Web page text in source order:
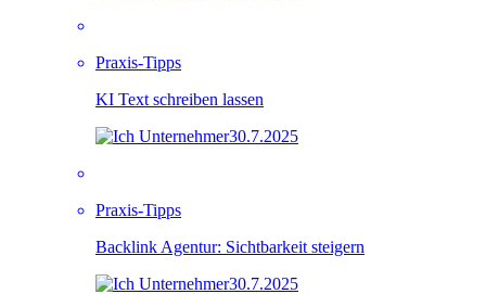
Praxis-Tipps
KI Text schreiben lassen
30.7.2025
Praxis-Tipps
Backlink Agentur: Sichtbarkeit steigern
30.7.2025